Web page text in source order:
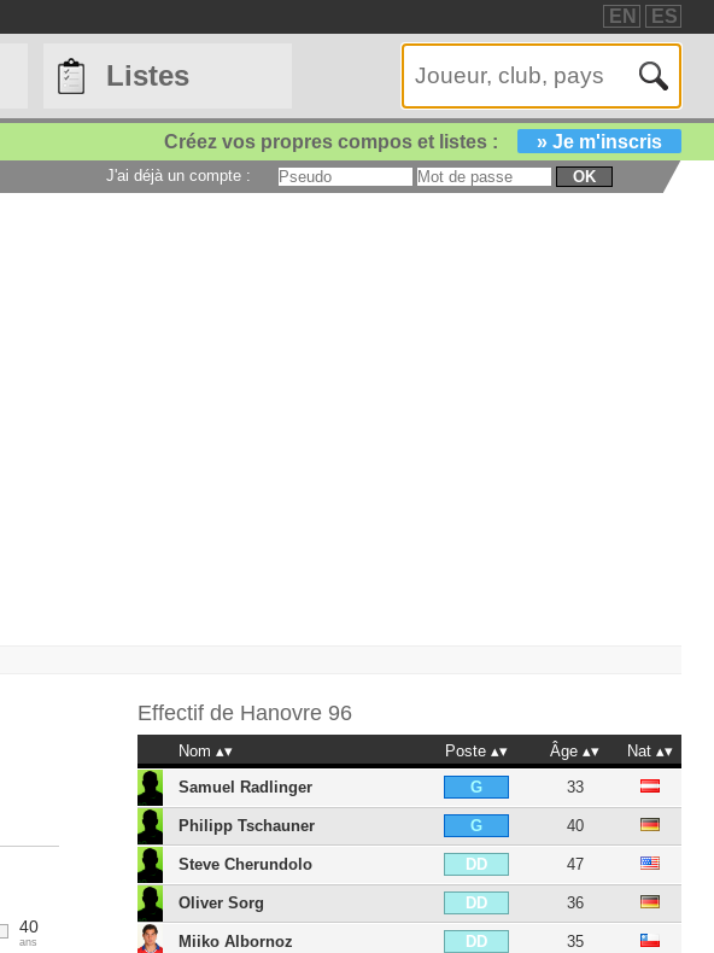
EN ES
Listes
Créez vos propres compos et listes : » Je m'inscris
J'ai déjà un compte : OK
40
ans
Effectif de Hanovre 96
Nom Poste Âge
Nat
Samuel Radlinger
G 33
Philipp Tschauner G 40
Steve Cherundolo DD 47
Oliver Sorg DD 36
Miiko Albornoz DD 35